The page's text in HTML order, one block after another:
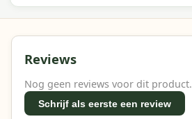
Reviews
Nog geen reviews voor dit product.
Schrijf als eerste een review